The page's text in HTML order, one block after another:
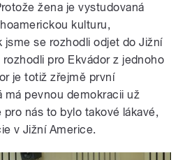
žena je vystudovaná
kulturu,
jsme se rozhodli odjet do Jižní
pro Ekvádor z jednoho
je totiž zřejmě první
má pevnou demokracii už
nás to bylo takové lákavé,
v Jižní Americe.